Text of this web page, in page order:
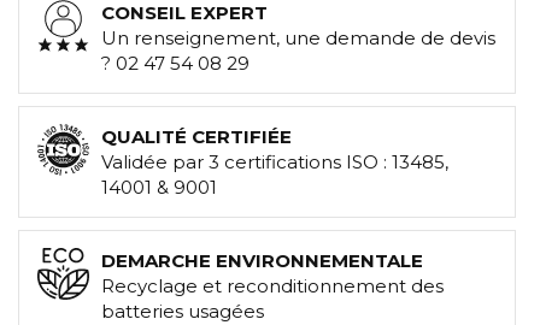
CONSEIL EXPERT
Un renseignement, une demande de devis
? 02 47 54 08 29
QUALITÉ CERTIFIÉE
Validée par 3 certifications ISO : 13485,
14001 & 9001
DEMARCHE ENVIRONNEMENTALE
Recyclage et reconditionnement des
batteries usagées